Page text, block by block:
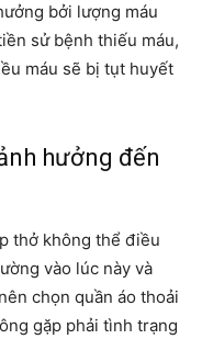
bởi lượng máu
sử bệnh thiếu máu,
máu sẽ bị tụt huyết
hưởng đến
thở không thể điều
vào lúc này và
chọn quần áo thoải
gặp phải tình trạng